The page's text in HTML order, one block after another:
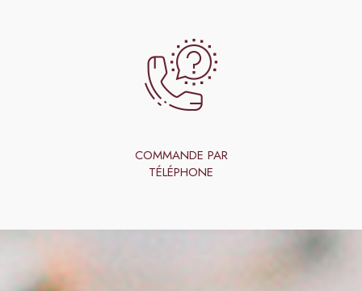
COMMANDE PAR
TÉLÉPHONE